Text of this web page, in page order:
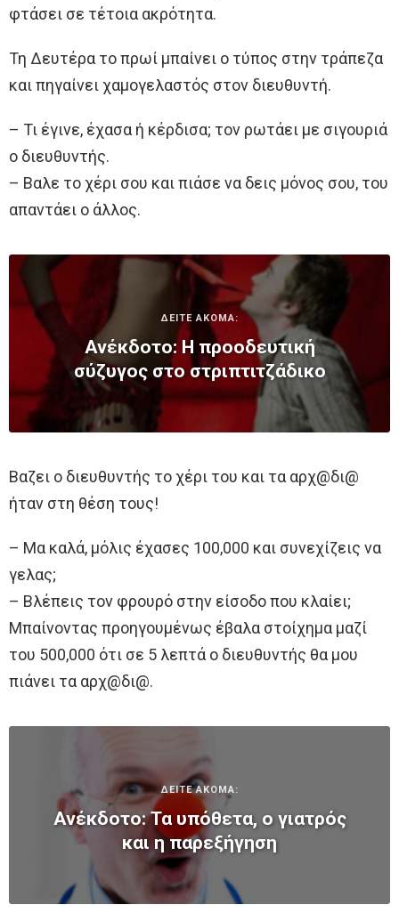
φτάσει σε τέτοια ακρότητα.
Τη Δευτέρα το πρωί μπαίνει ο τύπος στην τράπεζα
και πηγαίνει χαμογελαστός στον διευθυντή.
– Τι έγινε, έχασα ή κέρδισα; τον ρωτάει με σιγουριά
ο διευθυντής.
– Bαλε το χέρι σου και πιάσε να δεις μόνος σου, του
απαντάει ο άλλος.
ΔΕΙΤΕ ΑΚΟΜΑ:
Ανέκδοτο: Η προοδευτική
σύζυγος στο στριπτιτζάδικο
Bαζει ο διευθυντής το χέρι του και τα αρχ@δι@
ήταν στη θέση τους!
– Mα καλά, μόλις έχασες 100,000 και συνεχίζεις να
γελας;
– Βλέπεις τον φρουρό στην είσοδο που κλαίει;
Μπαίνοντας προηγουμένως έβαλα στοίχημα μαζί
του 500,000 ότι σε 5 λεπτά ο διευθυντής θα μου
πιάνει τα αρχ@δι@.
ΔΕΙΤΕ ΑΚΟΜΑ:
Ανέκδοτο: Τα υπόθετα, ο γιατρός
και η παρεξήγηση